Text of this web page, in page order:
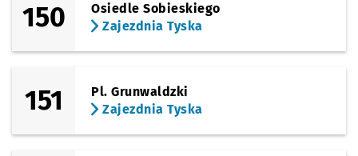
150
Osiedle Sobieskiego
Zajezdnia Tyska
151
Pl. Grunwaldzki
Zajezdnia Tyska